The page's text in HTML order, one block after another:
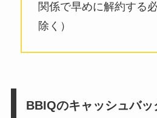
関係で早めに解約する
除く）
BBIQのキャッシュバッ